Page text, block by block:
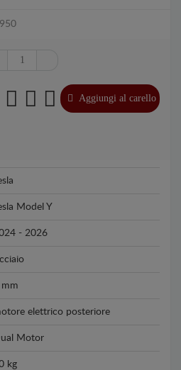
Aggiungi al carello
Model Y
- 2026
elettrico posteriore
Motor
kg